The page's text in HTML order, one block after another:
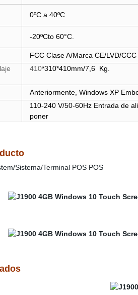
0ºC a 40ºC
-20ºCto 60°C.
FCC Clase A/Marca CE/LVD/CCC
410*310*410mm/7,6 Kg.
Anteriormente, Windows XP
110-240 V/50-60Hz Entrada de
poner
Sistema/Terminal POS POS